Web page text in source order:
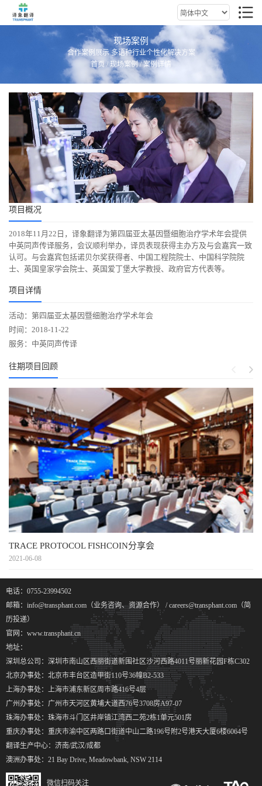
现场案例
合作案例展示 多语种行业个性化解决方案
首页/ 现场案例/ 案例详情
项目概况
2018年11月22日，译象翻译为第四届亚太基因暨细胞治疗学术年会提供
中英同声传译服务，会议顺利举办，译员表现获得主办方及与会嘉宾一致
认可。与会嘉宾包括诺贝尔奖获得者、中国工程院院士、中国科学院院
士、英国皇家学会院士、英国爱丁堡大学教授、政府官方代表等。
项目详情
活动：第四届亚太基因暨细胞治疗学术年会
时间：2018-11-22
服务：中英同声传译
往期项目回顾
TRACE PROTOCOL FISHCOIN分享会
2021-06-08
电话：0755-23994502
邮箱：info@transphant.com（业务咨询、资源合作） / careers@transphant.com（简
历投递）
官网：www.transphant.cn
地址：
深圳总公司：深圳市南山区西丽街道新围社区沙河西路4011号丽新花园F栋C302
北京办事处：北京市丰台区造甲街110号36幢B2-533
上海办事处：上海市浦东新区周市路416号4层
广州办事处：广州市天河区黄埔大道西76号3708房A97-07
珠海办事处：珠海市斗门区井岸镇江湾西二苑2栋1单元501房
重庆办事处：重庆市渝中区两路口街道中山二路196号附2号港天大厦6楼6064号
翻译生产中心：济南/武汉/成都
澳洲办事处：21 Bay Drive, Meadowbank, NSW 2114
微信扫码关注